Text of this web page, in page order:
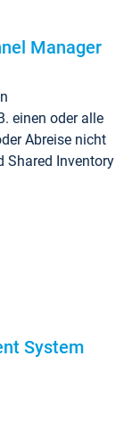
Manager
einen oder alle
Abreise nicht
Shared Inventory
System